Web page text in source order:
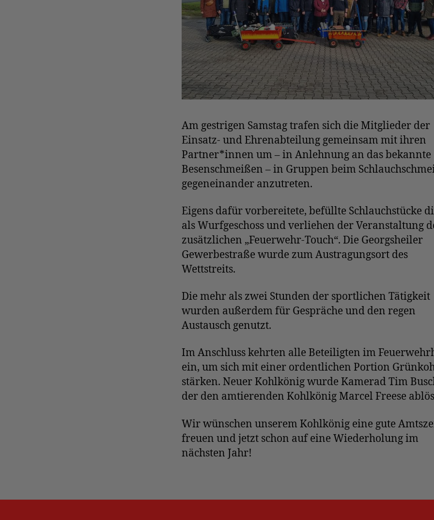
Am gestrigen Samstag trafen sich die Mitglieder der
Einsatz- und Ehrenabteilung gemeinsam mit ihren
Partner*innen um – in Anlehnung an das bekannte
Besenschmeißen – in Gruppen beim
gegeneinander anzutreten.
Eigens dafür vorbereitete, befüllte Schlauchstücke
als Wurfgeschoss und verliehen der Veranstaltung
zusätzlichen „Feuerwehr-Touch“. Die Georgsheiler
Gewerbestraße wurde zum Austragungsort des
Wettstreits.
Die mehr als zwei Stunden der sportlichen Tätigkeit
wurden außerdem für Gespräche und den regen
Austausch genutzt.
Im Anschluss kehrten alle Beteiligten im
ein, um sich mit einer ordentlichen Portion
stärken. Neuer Kohlkönig wurde Kamerad Tim
der den amtierenden Kohlkönig Marcel Freese
Wir wünschen unserem Kohlkönig eine gute
freuen und jetzt schon auf eine Wiederholung im
nächsten Jahr!